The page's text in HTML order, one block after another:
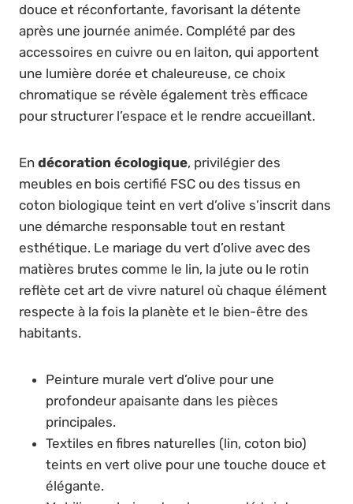
douce et réconfortante, favorisant la détente
après une journée animée. Complété par des
accessoires en cuivre ou en laiton, qui apportent
une lumière dorée et chaleureuse, ce choix
chromatique se révèle également très efficace
pour structurer l’espace et le rendre accueillant.
En décoration écologique, privilégier des
meubles en bois certifié FSC ou des tissus en
coton biologique teint en vert d’olive s’inscrit dans
une démarche responsable tout en restant
esthétique. Le mariage du vert d’olive avec des
matières brutes comme le lin, la jute ou le rotin
reflète cet art de vivre naturel où chaque élément
respecte à la fois la planète et le bien-être des
habitants.
Peinture murale vert d’olive pour une
profondeur apaisante dans les pièces
principales.
Textiles en fibres naturelles (lin, coton bio)
teints en vert olive pour une touche douce et
élégante.